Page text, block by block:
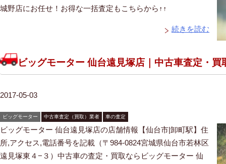
城野店にお任せ！お得な一括査定もこちらから↑↑
続きを読む
ビッグモーター 仙台遠見塚店｜中古車査定・買
2017-05-03
ビッグモーター 中古車査定（買取）業者 車の査定
ビッグモーター 仙台遠見塚店の店舗情報【仙台市|卸町駅】住
所,アクセス,電話番号を記載（〒984-0824宮城県仙台市若林区
遠見塚東４−３）中古車の査定・買取ならビッグモーター 仙